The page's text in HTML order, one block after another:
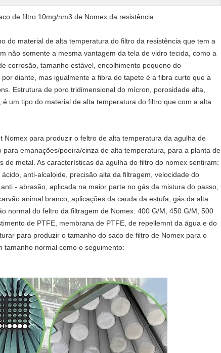
de filtro 10mg/nm3 de Nomex da resistência
do material de alta temperatura do filtro da resistência que tem a
não somente a mesma vantagem da tela de vidro tecida, como a
corrosão, tamanho estável, encolhimento pequeno do
diante, mas igualmente a fibra do tapete é a fibra curto que a
Estrutura de poro tridimensional do mícron, porosidade alta,
um tipo do material de alta temperatura do filtro que com a alta
Nomex para produzir o feltro de alta temperatura da agulha de
emanações/poeira/cinza de alta temperatura, para a planta de
de metal. As características da agulha do filtro do nomex sentiram:
anti-alcaloide, precisão alta da filtragem, velocidade do
- abrasão, aplicada na maior parte no gás da mistura do passo,
animal branco, aplicações da cauda da estufa, gás da alta
normal do feltro da filtragem de Nomex: 400 G/M, 450 G/M, 500
de PTFE, membrana de PTFE, de repellemnt da água e do
para produzir o tamanho do saco de filtro de Nomex para o
tamanho normal como o seguimento: